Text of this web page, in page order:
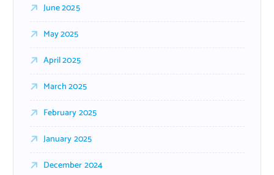
June 2025
May 2025
April 2025
March 2025
February 2025
January 2025
December 2024